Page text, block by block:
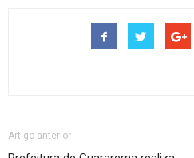
Artigo anterior